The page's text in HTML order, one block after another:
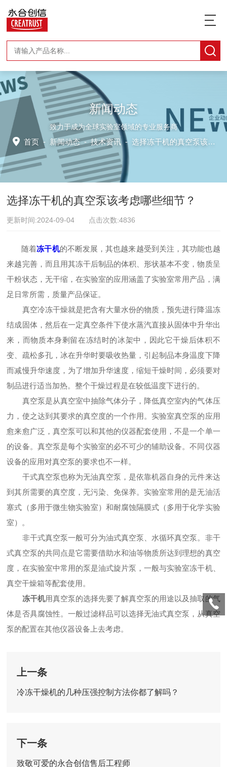
新闻动态
致力于成为全球实验室领域的专业服务商
首页 - 新闻动态-技术资讯 -选择冻干机的真空泵该考虑哪些细节？
选择冻干机的真空泵该考虑哪些细节？
更新时间:2024-09-04 点击次数:4836
随着冻干机的不断发展，其也越来越受到关注，其功能也越
来越完善，而且用其冻干后制品的体积、形状基本不变，物质呈
干粉状态，无干缩，在实验室的应用涵盖了实验室常用产品，满
足日常所需，质量产品保证。
真空冷冻干燥就是把含有大量水份的物质，预先进行降温冻
结成固体，然后在一定真空条件下使水蒸汽直接从固体中升华出
来，而物质本身剩留在冻结时的冰架中，因此它干燥后体积不
变、疏松多孔，冰在升华时要吸收热量，引起制品本身温度下降
而减慢升华速度，为了增加升华速度，缩短干燥时间，必须要对
制品进行适当加热。整个干燥过程是在较低温度下进行的。
真空泵是从真空室中抽除气体分子，降低真空室内的气体压
力，使之达到其要求的真空度的一个作用。实验室真空泵的应用
愈来愈广泛，真空泵可以和其他的仪器配套使用，不是一个单一
的设备。真空泵是每个实验室的必不可少的辅助设备。不同仪器
设备的应用对真空泵的要求也不一样。
干式真空泵也称为无油真空泵，是依靠机器自身的元件来达
到其所需要的真空度，无污染、免保养。实验室常用的是无油活
塞式（多用于微生物实验室）和耐腐蚀隔膜式（多用于化学实验
室）。
非干式真空泵一般可分为油式真空泵、水循环真空泵。非干
式真空泵的共同点是它需要借助水和油等物质所达到理想的真空
度，在实验室中常用的泵是油式旋片泵，一般与实验室冻干机、
真空干燥箱等配套使用。
冻干机用真空泵的选择先要了解真空泵的用途以及抽取的气
体是否具腐蚀性。一般过滤样品可以选择无油式真空泵，从真空
泵的配置在其他仪器设备上去考虑。
上一条
冷冻干燥机的几种压强控制方法你都了解吗？
下一条
致敬可爱的永合创信售后工程师